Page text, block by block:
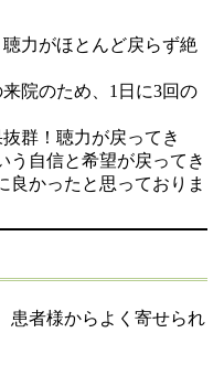
力がほとんど戻らず絶
院のため、1日に3回の
群！聴力が戻ってき
う自信と希望が戻ってき
良かったと思っておりま
患者様からよく寄せられ